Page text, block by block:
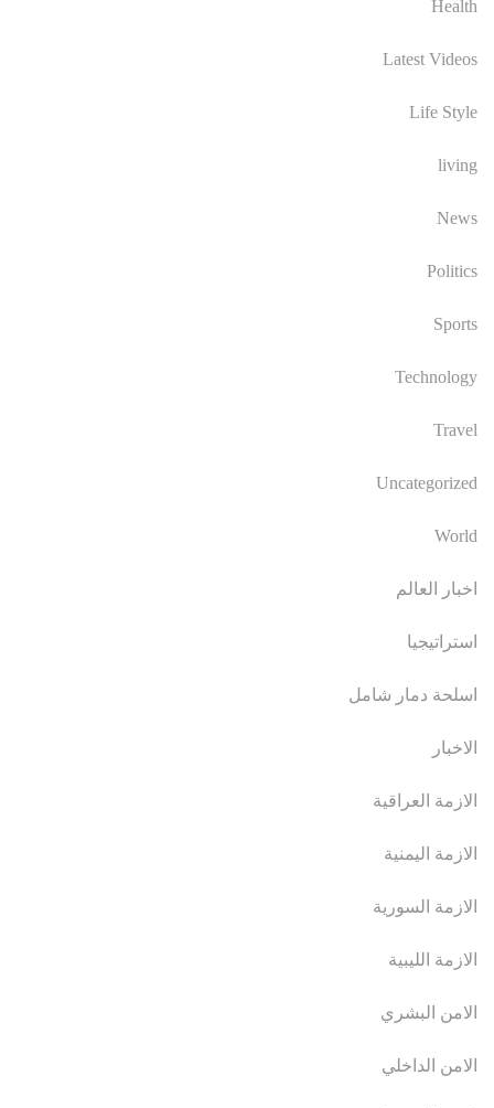
Health
Latest Videos
Life Style
living
News
Politics
Sports
Technology
Travel
Uncategorized
World
اخبار العالم
استراتيجيا
اسلحة دمار شامل
الاخبار
الازمة العراقية
الازمة اليمنية
الازمة السورية
الازمة الليبية
الامن البشري
الامن الداخلي